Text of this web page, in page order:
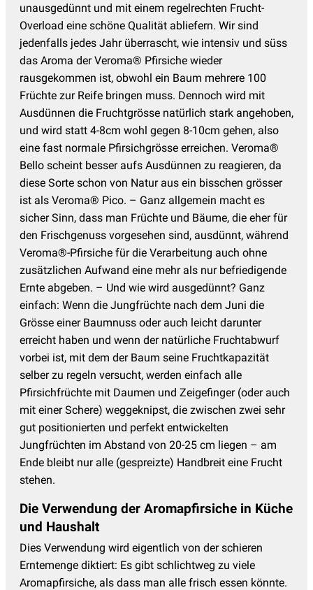
unausgedünnt und mit einem regelrechten Frucht-
Overload eine schöne Qualität abliefern. Wir sind
jedenfalls jedes Jahr überrascht, wie intensiv und süss
das Aroma der Veroma® Pfirsiche wieder
rausgekommen ist, obwohl ein Baum mehrere 100
Früchte zur Reife bringen muss. Dennoch wird mit
Ausdünnen die Fruchtgrösse natürlich stark angehoben,
und wird statt 4-8cm wohl gegen 8-10cm gehen, also
eine fast normale Pfirsichgrösse erreichen. Veroma®
Bello scheint besser aufs Ausdünnen zu reagieren, da
diese Sorte schon von Natur aus ein bisschen grösser
ist als Veroma® Pico. – Ganz allgemein macht es
sicher Sinn, dass man Früchte und Bäume, die eher für
den Frischgenuss vorgesehen sind, ausdünnt, während
Veroma®-Pfirsiche für die Verarbeitung auch ohne
zusätzlichen Aufwand eine mehr als nur befriedigende
Ernte abgeben. – Und wie wird ausgedünnt? Ganz
einfach: Wenn die Jungfrüchte nach dem Juni die
Grösse einer Baumnuss oder auch leicht darunter
erreicht haben und wenn der natürliche Fruchtabwurf
vorbei ist, mit dem der Baum seine Fruchtkapazität
selber zu regeln versucht, werden einfach alle
Pfirsichfrüchte mit Daumen und Zeigefinger (oder auch
mit einer Schere) weggeknipst, die zwischen zwei sehr
gut positionierten und perfekt entwickelten
Jungfrüchten im Abstand von 20-25 cm liegen – am
Ende bleibt nur alle (gespreizte) Handbreit eine Frucht
stehen.
Die Verwendung der Aromapfirsiche in Küche
und Haushalt
Dies Verwendung wird eigentlich von der schieren
Erntemenge diktiert: Es gibt schlichtweg zu viele
Aromapfirsiche, als dass man alle frisch essen könnte.